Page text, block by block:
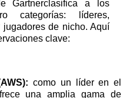
Gartnerclasifica a los
categorías: líderes,
de nicho. Aquí
clave:
como un líder en el
una amplia gama de